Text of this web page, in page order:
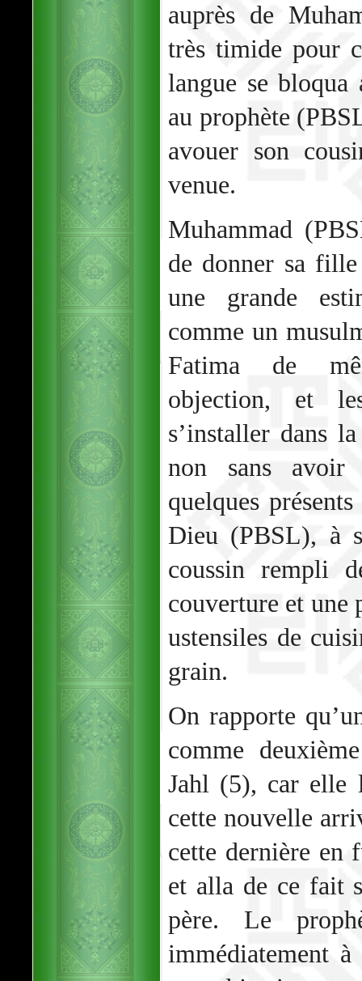
auprès de
très timide pour
langue se bloqua
au prophète
avouer son
venue.
Muhammad
de donner sa
une grande
comme un
Fatima de
objection, et
s’installer dans
non sans avoir
quelques
Dieu (PBSL), à
coussin rempli
couverture et une
ustensiles de
grain.
On rapporte
comme
Jahl (5), car elle
cette nouvelle
cette dernière en
et alla de ce fait
père. Le
immédiatement